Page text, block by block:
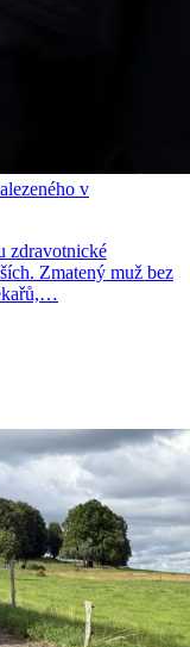
v
zdravotnické
Zmatený muž bez